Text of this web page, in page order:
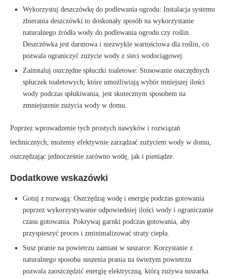
Wykorzystuj deszczówkę do podlewania ogrodu: Instalacja systemu
zbierania deszczówki to doskonały sposób na wykorzystanie
naturalnego źródła wody do podlewania ogrodu czy roślin.
Deszczówka jest darmowa i niezwykle wartościowa dla roślin, co
pozwala ograniczyć zużycie wody z sieci wodociągowej.
Zainstaluj oszczędne spłuczki toaletowe: Stosowanie oszczędnych
spłuczek toaletowych, które umożliwiają wybór mniejszej ilości
wody podczas spłukiwania, jest skutecznym sposobem na
zmniejszenie zużycia wody w domu.
Poprzez wprowadzenie tych prostych nawyków i rozwiązań
technicznych, możemy efektywnie zarządzać zużyciem wody w domu,
oszczędzając jednocześnie zarówno wodę, jak i pieniądze.
Dodatkowe wskazówki
Gotuj z rozwagą: Oszczędzaj wodę i energię podczas gotowania
poprzez wykorzystywanie odpowiedniej ilości wody i ograniczanie
czasu gotowania. Pokrywaj garnki podczas gotowania, aby
przyspieszyć proces i zminimalizować straty ciepła.
Susz pranie na powietrzu zamiast w suszarce: Korzystanie z
naturalnego sposobu suszenia prania na świeżym powietrzu
pozwala zaoszczędzić energię elektryczną, którą zużywa suszarka